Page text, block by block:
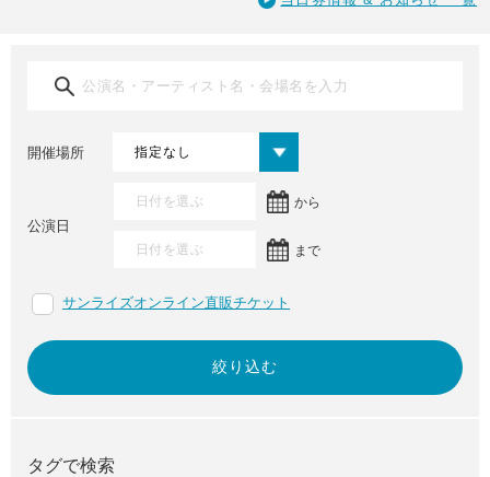
公演日
から
まで
開催場所
サンライズオンライン直販チケット
タグで検索